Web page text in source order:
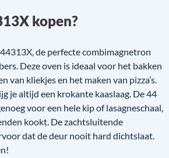
kopen?
de perfecte combimagnetron
Deze oven is ideaal voor het bakken
van kliekjes en het maken van pizza’s.
je altijd een krokante kaaslaag. De 44
voor een hele kip of lasagneschaal,
kookt. De zachtsluitende
dat de deur nooit hard dichtslaat.